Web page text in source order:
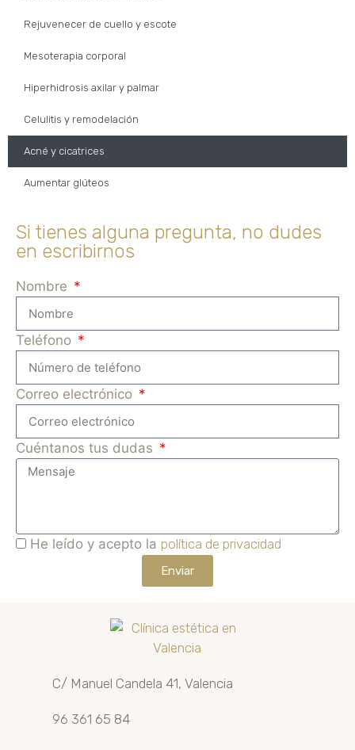
Rejuvenecer de cuello y escote
Mesoterapia corporal
Hiperhidrosis axilar y palmar
Celulitis y remodelación
Acné y cicatrices
Aumentar glúteos
Si tienes alguna pregunta, no dudes
en escribirnos
Nombre
Teléfono
Correo electrónico
Cuéntanos tus dudas
He leído y acepto la política de privacidad
Enviar
C/ Manuel Candela 41, Valencia
96 361 65 84